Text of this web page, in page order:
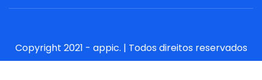
Copyright 2021 - appic. | Todos direitos reservados